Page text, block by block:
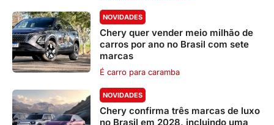
NOVIDADES
Chery quer vender meio milhão de
carros por ano no Brasil com sete
marcas
É carro para caramba
NOVIDADES
Chery confirma três marcas de luxo
no Brasil em 2028, incluindo uma